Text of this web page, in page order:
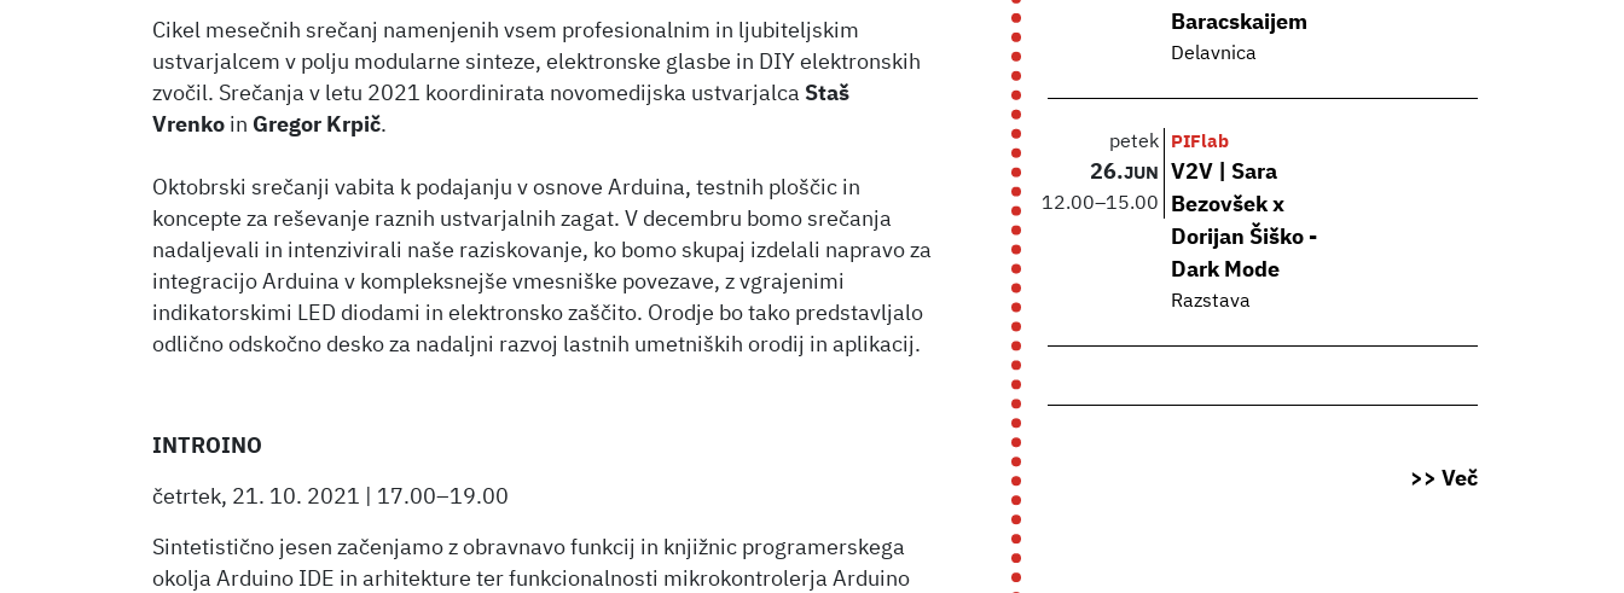
Cikel mesečnih srečanj namenjenih vsem profesionalnim in ljubiteljskim
ustvarjalcem v polju modularne sinteze, elektronske glasbe in DIY elektronskih
zvočil. Srečanja v letu 2021 koordinirata novomedijska ustvarjalca Staš
Vrenkoin Gregor Krpič.
Oktobrski srečanji vabita k podajanju v osnove Arduina, testnih ploščic in
koncepte za reševanje raznih ustvarjalnih zagat. V decembru bomo srečanja
nadaljevali in intenzivirali naše raziskovanje, ko bomo skupaj izdelali napravo za
integracijo Arduina v kompleksnejše vmesniške povezave, z vgrajenimi
indikatorskimi LED diodami in elektronsko zaščito. Orodje bo tako predstavljalo
odlično odskočno desko za nadaljni razvoj lastnih umetniških orodij in aplikacij.
INTROINO
četrtek, 21. 10. 2021 | 17.00–19.00
Sintetistično jesen začenjamo z obravnavo funkcij in knjižnic programerskega
okolja Arduino IDE in arhitekture ter funkcionalnosti mikrokontrolerja Arduino
Baracskaijem
Delavnica
petek
26.JUN
12.00–15.00
PIFlab
V2V | Sara
Bezovšek x
Dorijan Šiško -
Dark Mode
Razstava
>> Več